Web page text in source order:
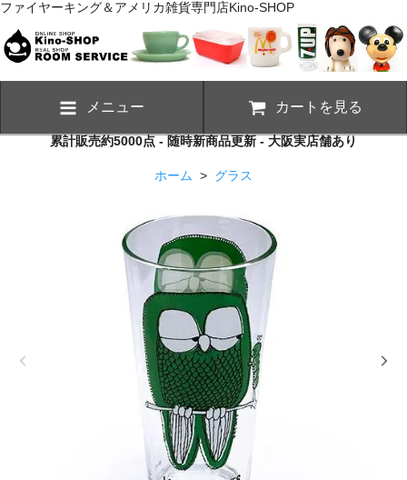
ファイヤーキング＆アメリカ雑貨専門店Kino-SHOP
メニュー カートを見る
累計販売約5000点 - 随時新商品更新 - 大阪実店舗あり
ホーム > グラス